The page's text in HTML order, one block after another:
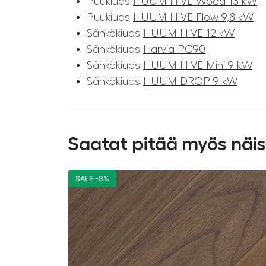
Puukiuas HUUM HIVE Flow 9,8 kW
Sähkökiuas HUUM HIVE 12 kW
Sähkökiuas Harvia PC90
Sähkökiuas HUUM HIVE Mini 9 kW
Sähkökiuas HUUM DROP 9 kW
Saatat pitää myös
SALE -8%